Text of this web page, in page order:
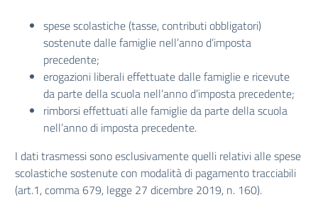
spese scolastiche (tasse, contributi obbligatori)
sostenute dalle famiglie nell’anno d’imposta
precedente;
erogazioni liberali effettuate dalle famiglie e ricevute
da parte della scuola nell’anno d’imposta precedente;
rimborsi effettuati alle famiglie da parte della scuola
nell’anno di imposta precedente.
I dati trasmessi sono esclusivamente quelli relativi alle spese
scolastiche sostenute con modalità di pagamento tracciabili
(art.1, comma 679, legge 27 dicembre 2019, n. 160).